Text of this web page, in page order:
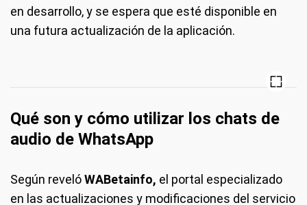
en desarrollo, y se espera que esté disponible en
una futura actualización de la aplicación.
Qué son y cómo utilizar los chats de
audio de WhatsApp
Según revelóWABetainfo, el portal especializado
en las actualizaciones y modificaciones del servicio